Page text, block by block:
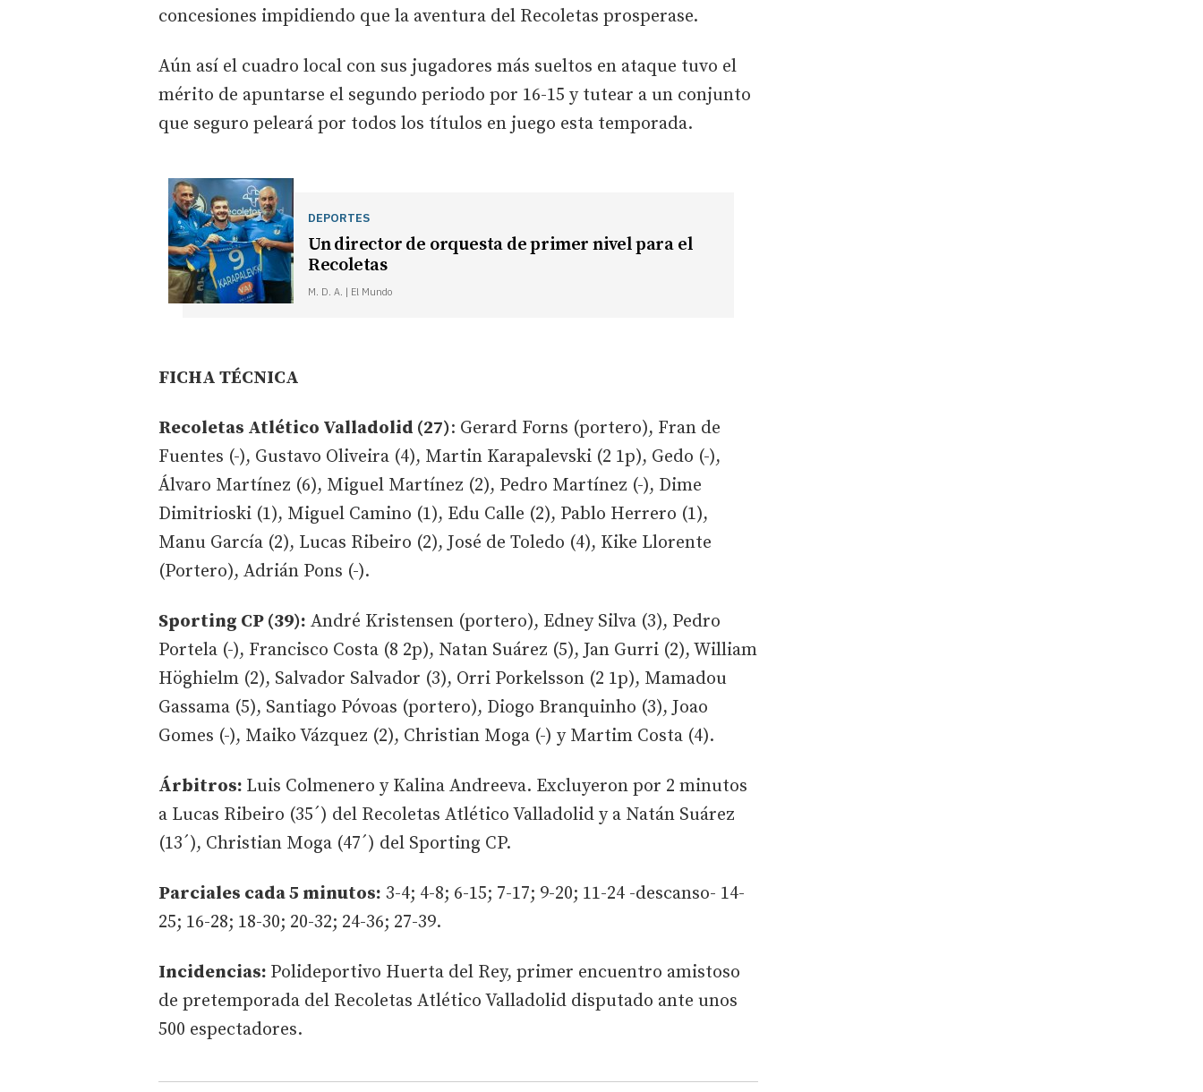
concesiones impidiendo que la aventura del Recoletas prosperase.
Aún así el cuadro local con sus jugadores más sueltos en ataque tuvo el
mérito de apuntarse el segundo periodo por 16-15 y tutear a un conjunto
que seguro peleará por todos los títulos en juego esta temporada.
DEPORTES
Un director de orquesta de primer nivel para el
Recoletas
M. D. A. | El Mundo
FICHA TÉCNICA
Recoletas Atlético Valladolid (27): Gerard Forns (portero), Fran de
Fuentes (-), Gustavo Oliveira (4), Martin Karapalevski (2 1p), Gedo (-),
Álvaro Martínez (6), Miguel Martínez (2), Pedro Martínez (-), Dime
Dimitrioski (1), Miguel Camino (1), Edu Calle (2), Pablo Herrero (1),
Manu García (2), Lucas Ribeiro (2), José de Toledo (4), Kike Llorente
(Portero), Adrián Pons (-).
Sporting CP (39): André Kristensen (portero), Edney Silva (3), Pedro
Portela (-), Francisco Costa (8 2p), Natan Suárez (5), Jan Gurri (2), William
Höghielm (2), Salvador Salvador (3), Orri Porkelsson (2 1p), Mamadou
Gassama (5), Santiago Póvoas (portero), Diogo Branquinho (3), Joao
Gomes (-), Maiko Vázquez (2), Christian Moga (-) y Martim Costa (4).
Árbitros: Luis Colmenero y Kalina Andreeva. Excluyeron por 2 minutos
a Lucas Ribeiro (35´) del Recoletas Atlético Valladolid y a Natán Suárez
(13´), Christian Moga (47´) del Sporting CP.
Parciales cada 5 minutos: 3-4; 4-8; 6-15; 7-17; 9-20; 11-24 -descanso- 14-
25; 16-28; 18-30; 20-32; 24-36; 27-39.
Incidencias: Polideportivo Huerta del Rey, primer encuentro amistoso
de pretemporada del Recoletas Atlético Valladolid disputado ante unos
500 espectadores.